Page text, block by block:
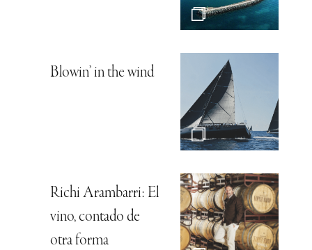
Blowin’ in the wind
Richi Arambarri: El
vino, contado de
otra forma